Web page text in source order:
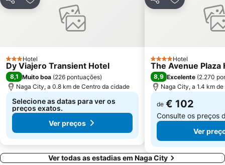
PartilharAdicionar aos favoritos
3 Estrelas
Hotel
Dy Viajero Transient Hotel
8,1 Muito boa (226 pontuações)
Naga City, a 0.8 km de Centro da cidade
Selecione as datas para ver os
preços exatos.
Ver preços
PartilharAdicionar
4 Estrelas
Hotel
The Avenue Plaza
8,9 Excelente (2.270
Naga City, a 1.4 km
de € 102
Consulte os preços
Ver
Ver todas as estadias em Naga City